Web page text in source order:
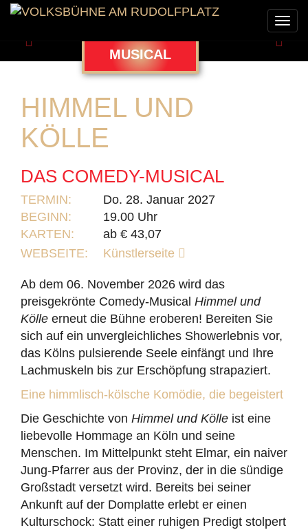
Zurück MUSICAL
HIMMEL UND
KÖLLE
DAS COMEDY-MUSICAL
TERMIN:
Do. 28. Januar 2027
BEGINN:
19.00 Uhr
KARTEN:
ab € 43,07
WEBSEITE:
Künstlerseite
Ab dem 06. November 2026 wird das
preisgekrönte Comedy-Musical Himmel und
Kölle erneut die Bühne eroberen! Bereiten Sie
sich auf ein unvergleichliches Showerlebnis vor,
das Kölns pulsierende Seele einfängt und Ihre
Lachmuskeln bis zur Erschöpfung strapaziert.
Eine himmlisch-kölsche Komödie, die begeistert
Die Geschichte von Himmel und Kölle ist eine
liebevolle Hommage an Köln und seine
Menschen. Im Mittelpunkt steht Elmar, ein naiver
Jung-Pfarrer aus der Provinz, der in die sündige
Großstadt versetzt wird. Bereits bei seiner
Ankunft auf der Domplatte erlebt er einen
Kulturschock: Statt einer ruhigen Predigt stolpert